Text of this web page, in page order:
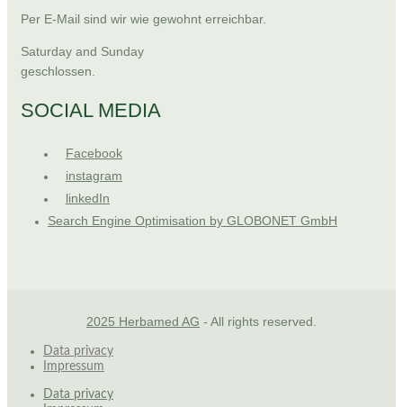
Per E-Mail sind wir wie gewohnt erreichbar.
Saturday and Sunday
geschlossen.
SOCIAL MEDIA
Facebook
instagram
linkedIn
Search Engine Optimisation by GLOBONET GmbH
2025 Herbamed AG - All rights reserved.
Data privacy
Impressum
Data privacy